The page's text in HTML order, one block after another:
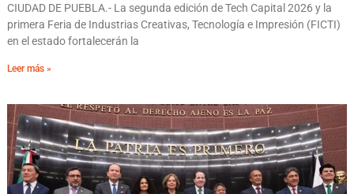
CIUDAD DE PUEBLA.- La segunda edición de Tech Capital 2026 y la
primera Feria de Industrias Creativas, Tecnología e Impresión (FICTI)
en el estado fortalecerán la
Leer más »